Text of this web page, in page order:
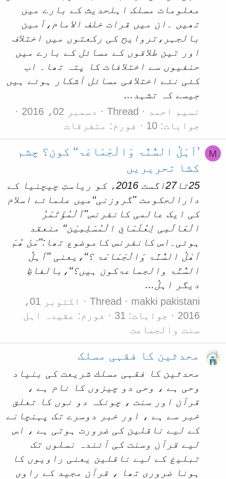
معلومات مسلک اہلحدیث کے بارے میں
تھیں ۔ان میں قرات خلف الامام،آمین
بالجہر،تروایح کی رکعتوں میں اختلاف
اور تین طلاقوں کے مسائل کے بارے میں
حنفیوں سے اختلافات کا پتہ تھا۔ اب
کئی نئے اختلافی مسائل آشکار ہوئے ہیں
جیسے کہ تشہد...
نسیم احمد
Thread
دسمبر 02، 2016
جوابات: 10
فورم: متفرقات
M
’اَہْلُ السُّنَّۃ وَالْجَمَاعَۃ‘‘ کون؟ چشم
کشا تحریریں
25تا27اگست 2016ء کو ریاستِ چیچنیا کے
دارالحکومت ''گروزنی‘‘میں علمائے اسلام
کی ایک عالمی کانفرنس''اَلْمُؤْتَمَرُ
الْعَالَمِی لِعُلَمَائِ الْمُسْلِمِیْن‘‘ منعقد
ہوئی۔اس کانفرنس کاموضوع تھا:''مَنْ ھُمْ
اَھْلُ السُّنَّۃ وَالْجَمَاعَۃ ؟‘‘،یعنی ''اَہلُ
السُّنَّۃ والجماعۃکون ہیں؟‘‘،بالفاظِ
دیگر اہلُ...
makki pakistani
Thread
اکتوبر 01،
2016
جوابات: 31 فورم: عقیدہ اہل
سنت والجماعت
محدثین کا فقہی مسلک
محدثین کا فقہی مسلك شریعت کی بنیاد
وحی ہے ، وحی دو چیزوں کا نام ہے ،
قرآن اور سنت ، چونکہ دو نوں کا تعلق
خبر سے ہے ، اور خبر دوسرے تک پہنچانے
کے لیے ناقلین کی ضرورت ہوتی ہے ، اس
لیے قرآن وسنت کی آئندہ نسلوں تک
تبلیغ کے لیے ناقلین یعنی راویوں کا
ہونا ضروری تھا ، قرآن مجید کے راوی